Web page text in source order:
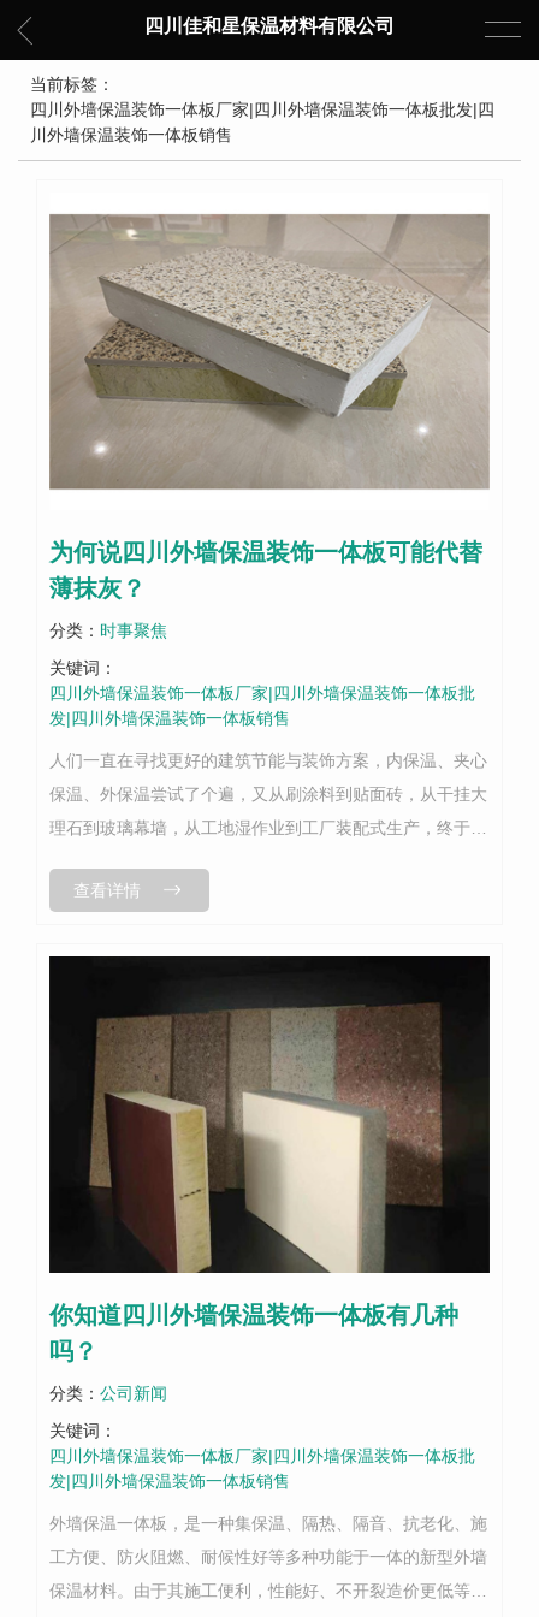
四川佳和星保温材料有限公司
当前标签：
四川外墙保温装饰一体板厂家|四川外墙保温装饰一体板批发|四
川外墙保温装饰一体板销售
为何说四川外墙保温装饰一体板可能代替
薄抹灰？
分类： 时事聚焦
关键词：
四川外墙保温装饰一体板厂家|四川外墙保温装饰一体板批
发|四川外墙保温装饰一体板销售
人们一直在寻找更好的建筑节能与装饰方案，内保温、夹心
保温、外保温尝试了个遍，又从刷涂料到贴面砖，从干挂大
理石到玻璃幕墙，从工地湿作业到工厂装配式生产，终于找
饰一体板系统凭什么代替薄抹灰系...
查看详情
你知道四川外墙保温装饰一体板有几种
吗？
分类： 公司新闻
关键词：
四川外墙保温装饰一体板厂家|四川外墙保温装饰一体板批
发|四川外墙保温装饰一体板销售
外墙保温一体板，是一种集保温、隔热、隔音、抗老化、施
工方便、防火阻燃、耐候性好等多种功能于一体的新型外墙
保温材料。由于其施工便利，性能好、不开裂造价更低等特